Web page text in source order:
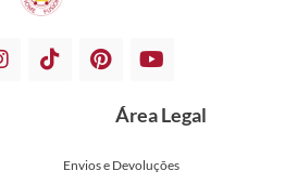
Área Legal
Envios e Devoluções